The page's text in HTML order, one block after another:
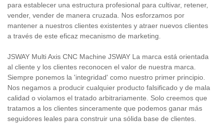
para establecer una estructura profesional para cultivar, retener,
vender, vender de manera cruzada. Nos esforzamos por
mantener a nuestros clientes existentes y atraer nuevos clientes
a través de este eficaz mecanismo de marketing.
JSWAY Multi Axis CNC Machine JSWAY La marca está orientada
al cliente y los clientes reconocen el valor de nuestra marca.
Siempre ponemos la 'integridad' como nuestro primer principio.
Nos negamos a producir cualquier producto falsificado y de mala
calidad o violamos el tratado arbitrariamente. Solo creemos que
tratamos a los clientes sinceramente que podemos ganar más
seguidores leales para construir una sólida base de clientes.